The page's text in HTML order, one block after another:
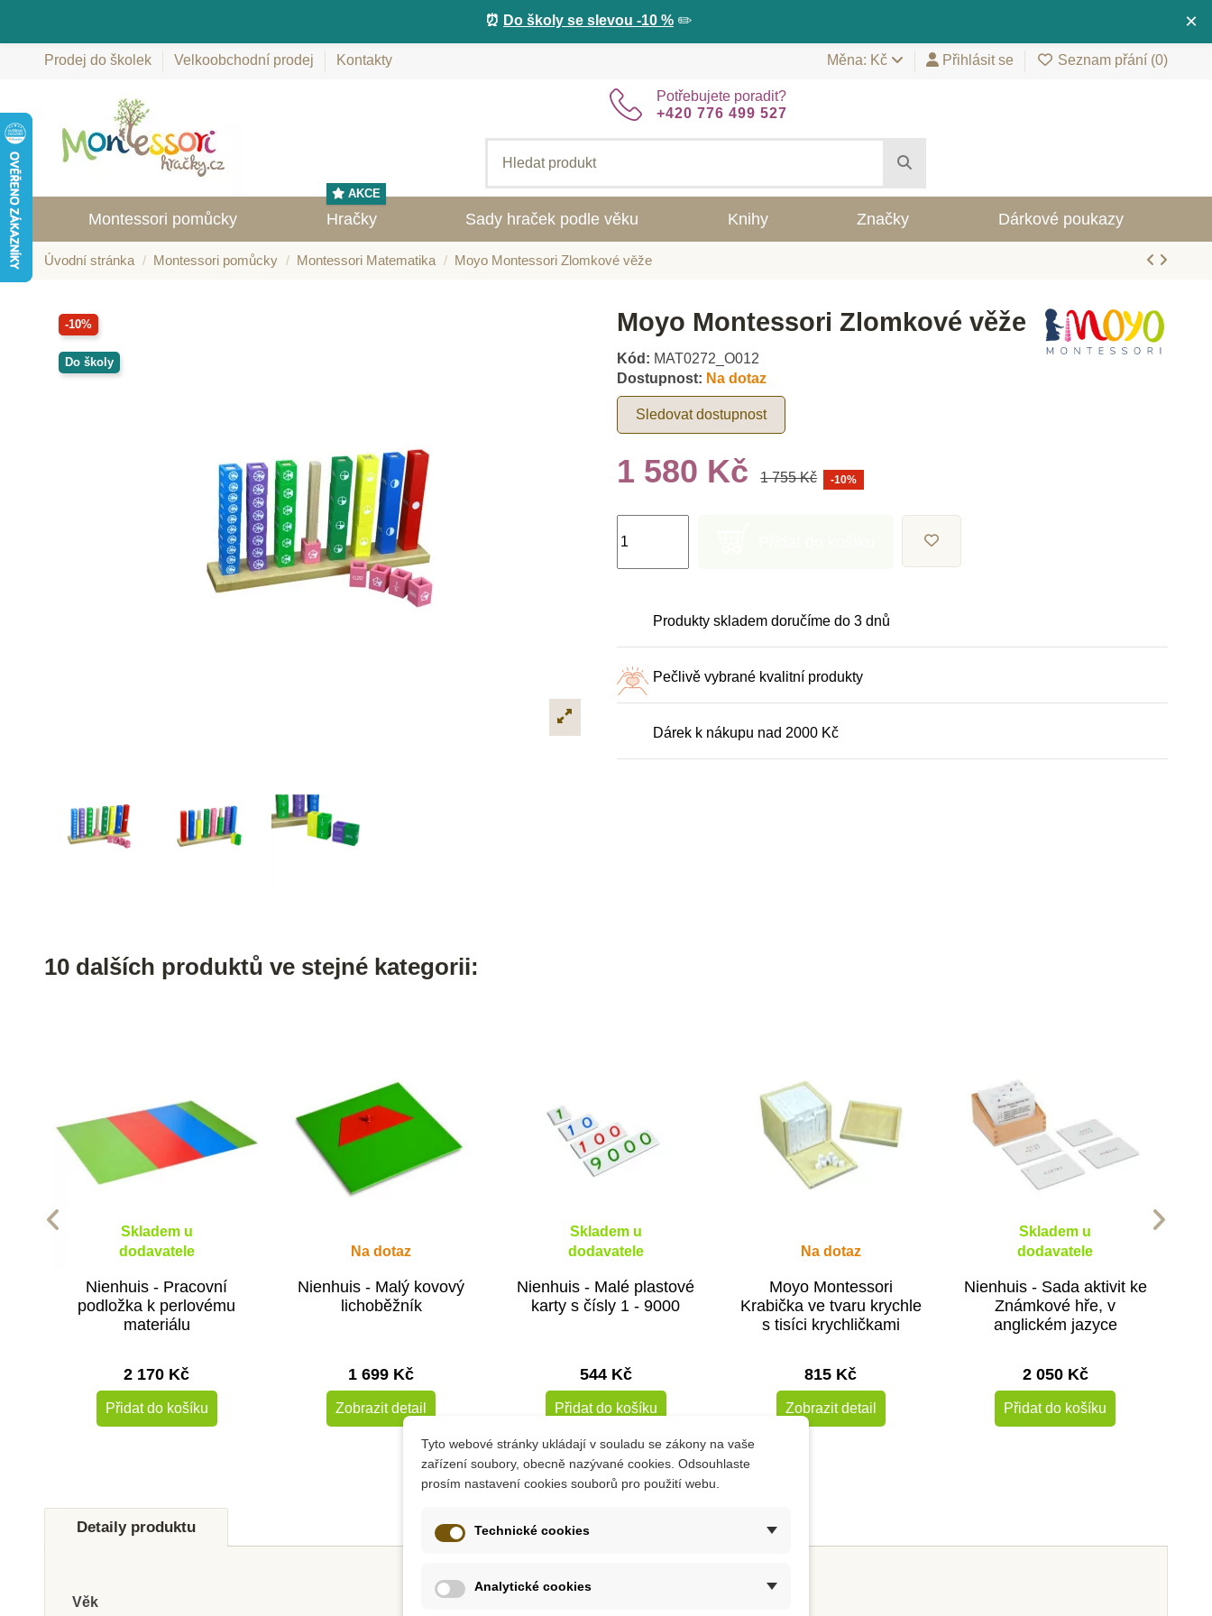
×
⏰ Do školy se slevou -10 % ✏️
Prodej do školek Velkoobchodní prodej Kontakty Měna: Kč Přihlásit se Seznam přání (0)
Potřebujete poradit?
+420 776 499 527
Montessori pomůcky Hračky
AKCE
Sady hraček podle věku Knihy Značky Dárkové poukazy
Úvodní stránka Montessori pomůcky Montessori Matematika Moyo Montessori Zlomkové věže
-10%
Do školy
Moyo Montessori Zlomkové věže
Kód: MAT0272_O012
Dostupnost: Na dotaz
Sledovat dostupnost
1 580 Kč 1 755 Kč -10%
Produkty skladem doručíme do 3 dnů
Pečlivě vybrané kvalitní produkty
Dárek k nákupu nad 2000 Kč
10 dalších produktů ve stejné kategorii:
Skladem u
dodavatele
Nienhuis - Pracovní
podložka k perlovému
materiálu
2 170 Kč
Přidat do košíku
Na dotaz
Nienhuis - Malý kovový
lichoběžník
1 699 Kč
Zobrazit detail
Skladem u
dodavatele
Nienhuis - Malé plastové
karty s čísly 1 - 9000
544 Kč
Přidat do košíku
Na dotaz
Moyo Montessori
Krabička ve tvaru krychle
s tisíci krychličkami
815 Kč
Zobrazit detail
Skladem u
dodavatele
Nienhuis - Sada aktivit ke
Známkové hře, v
anglickém jazyce
2 050 Kč
Přidat do košíku
Detaily produktu
Věk
Tyto webové stránky ukládají v souladu se zákony na vaše
zařízení soubory, obecně nazývané cookies. Odsouhlaste
prosím nastavení cookies souborů pro použití webu.
Technické cookies
Analytické cookies